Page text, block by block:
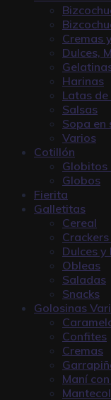
Cremas
Dulces,
Harinas
Latas
Salsas
Sopa en
Varios
Cotillón
Globitos
Globos
Fierita
Galletitas
Cereal
Dulces y
Obleas
Saladas
Snacks
Golosinas
Confites
Cremas
Maní
Mantecol